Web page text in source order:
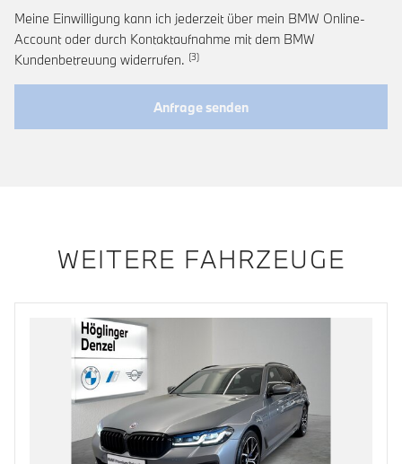
Meine Einwilligung kann ich jederzeit über mein BMW Online-
Account oder durch Kontaktaufnahme mit dem BMW
Kundenbetreuung widerrufen. Link zur Fußnote: Widerruf der
Anfrage senden
WEITERE FAHRZEUGE